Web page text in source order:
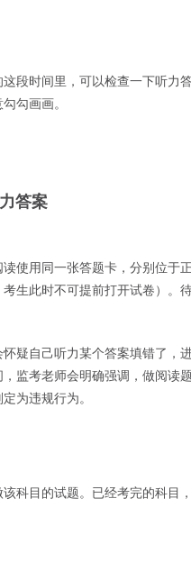
段时间里，可以检查一下听
勾画画。
答案
使用同一张答题卡，分别位于
生此时不可提前打开试卷）。
疑自己听力某个答案填错了，
监考老师会明确强调，做阅读
为违规行为。
科目的试题。已经考完的科目